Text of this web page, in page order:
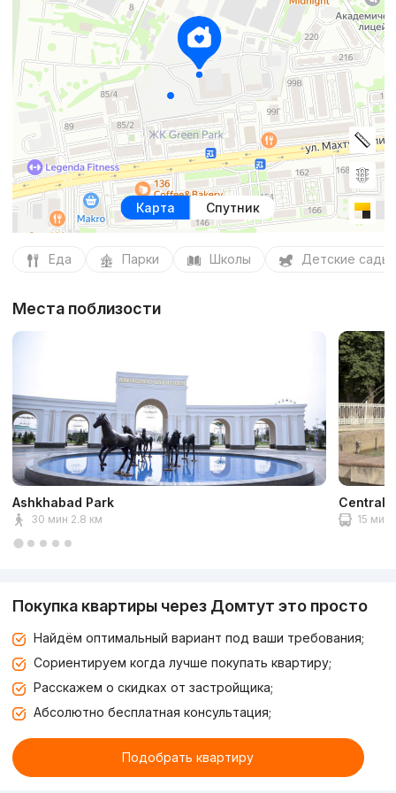
Карта Спутник
Еда Парки Школы Детские сады
Места поблизости
Ashkhabad Park
30 мин 2.8 км
Central
15 мин
Покупка квартиры через Домтут это просто
Найдём оптимальный вариант под ваши требования;
Сориентируем когда лучше покупать квартиру;
Расскажем о скидках от застройщика;
Абсолютно бесплатная консультация;
Подобрать квартиру